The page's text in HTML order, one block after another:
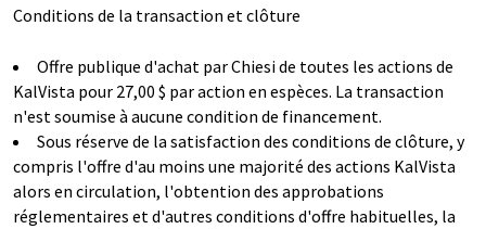
Conditions de la transaction et clôture
Offre publique d'achat par Chiesi de toutes les actions de
KalVista pour 27,00 $ par action en espèces. La transaction
n'est soumise à aucune condition de financement.
Sous réserve de la satisfaction des conditions de clôture, y
compris l'offre d'au moins une majorité des actions KalVista
alors en circulation, l'obtention des approbations
réglementaires et d'autres conditions d'offre habituelles, la